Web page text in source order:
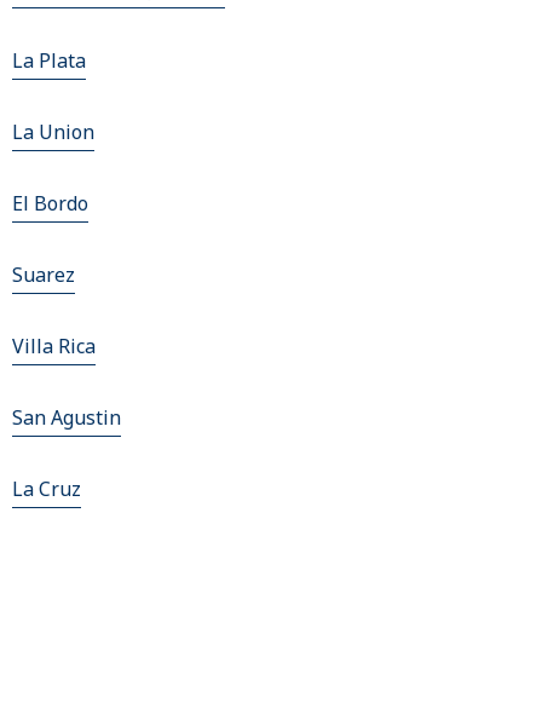
La Plata
La Union
El Bordo
Suarez
Villa Rica
San Agustin
La Cruz